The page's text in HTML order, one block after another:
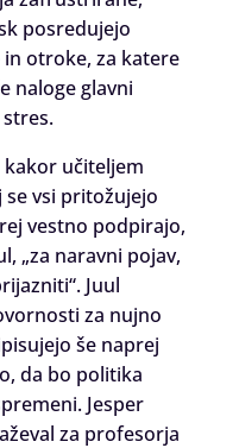
posredujejo
otroke, za katere
naloge glavni
kakor učiteljem
vsi pritožujejo
vestno podpirajo,
„za naravni pojav,
Juul
za nujno
še naprej
da bo politika
Jesper
za profesorja